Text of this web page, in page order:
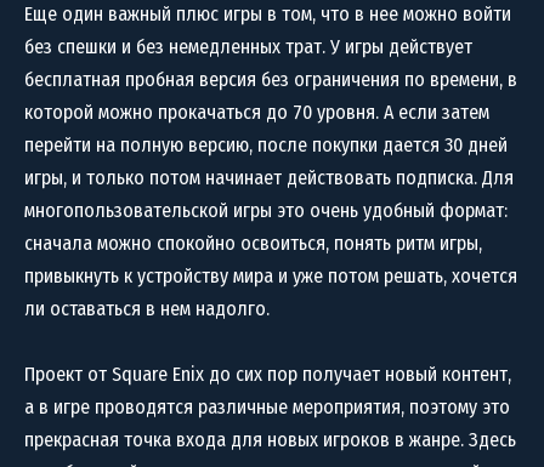
Еще один важный плюс игры в том, что в нее можно войти
без спешки и без немедленных трат. У игры действует
бесплатная пробная версия без ограничения по времени, в
которой можно прокачаться до 70 уровня. А если затем
перейти на полную версию, после покупки дается 30 дней
игры, и только потом начинает действовать подписка. Для
многопользовательской игры это очень удобный формат:
сначала можно спокойно освоиться, понять ритм игры,
привыкнуть к устройству мира и уже потом решать, хочется
ли оставаться в нем надолго.
Проект от Square Enix до сих пор получает новый контент,
а в игре проводятся различные мероприятия, поэтому это
прекрасная точка входа для новых игроков в жанре. Здесь